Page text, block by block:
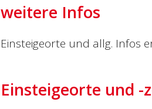
weitere Infos
Einsteigeorte und allg. Infos
Einsteigeorte und -